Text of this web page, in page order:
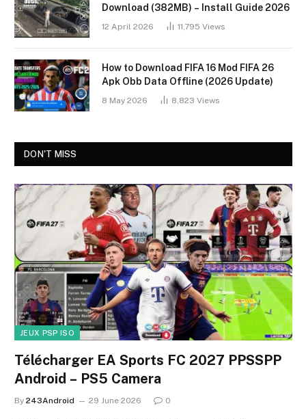
Download (382MB) – Install Guide 2026
12 April 2026 11,795 Views
How to Download FIFA 16 Mod FIFA 26
Apk Obb Data Offline (2026 Update)
8 May 2026 8,823 Views
DON'T MISS
JEUX PSP ISO
Télécharger EA Sports FC 2027 PPSSPP
Android – PS5 Camera
By 243Android 29 June 2026 0